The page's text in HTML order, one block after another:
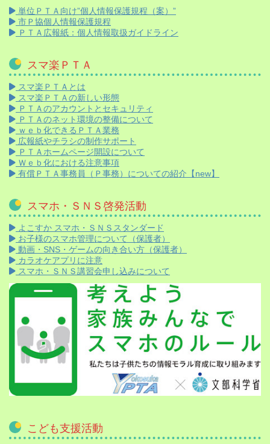
単位ＰＴＡ向け”個人情報保護規程（案）”
市Ｐ協個人情報保護規程
ＰＴＡ広報紙：個人情報取扱ガイドライン
スマ楽ＰＴＡ
スマ楽ＰＴＡとは
スマ楽ＰＴＡの新しい形態
ＰＴＡのアカウントとセキュリティ
ＰＴＡのネット環境の整備について
ｗｅｂ化できるＰＴＡ業務
広報紙やチラシの制作サポート
ＰＴＡホームページ開設について
Ｗｅｂ化における注意事項
有償ＰＴＡ事務員（Ｐ事務）についての紹介【new】
スマホ・ＳＮＳ啓発活動
よこすか スマホ・ＳＮＳスタンダード
お子様のスマホ管理について（保護者）
動画・SNS・ゲームの向き合い方（保護者）
カラオケアプリに注意
スマホ・ＳＮＳ講習会申し込みについて
こども支援活動